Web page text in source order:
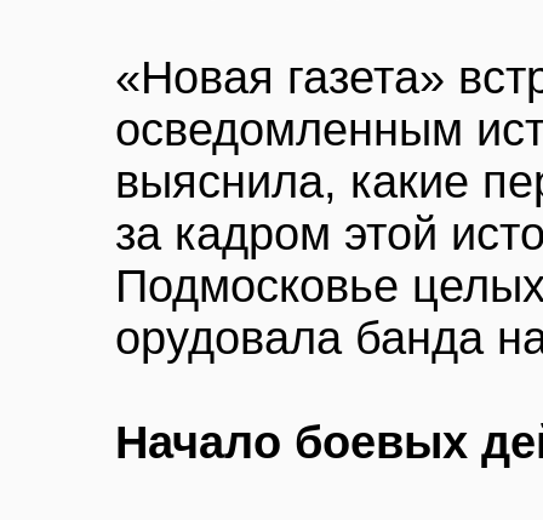
«Новая газета»
осведомленным
выяснила, какие
за кадром этой
Подмосковье
орудовала банда
Начало боевых